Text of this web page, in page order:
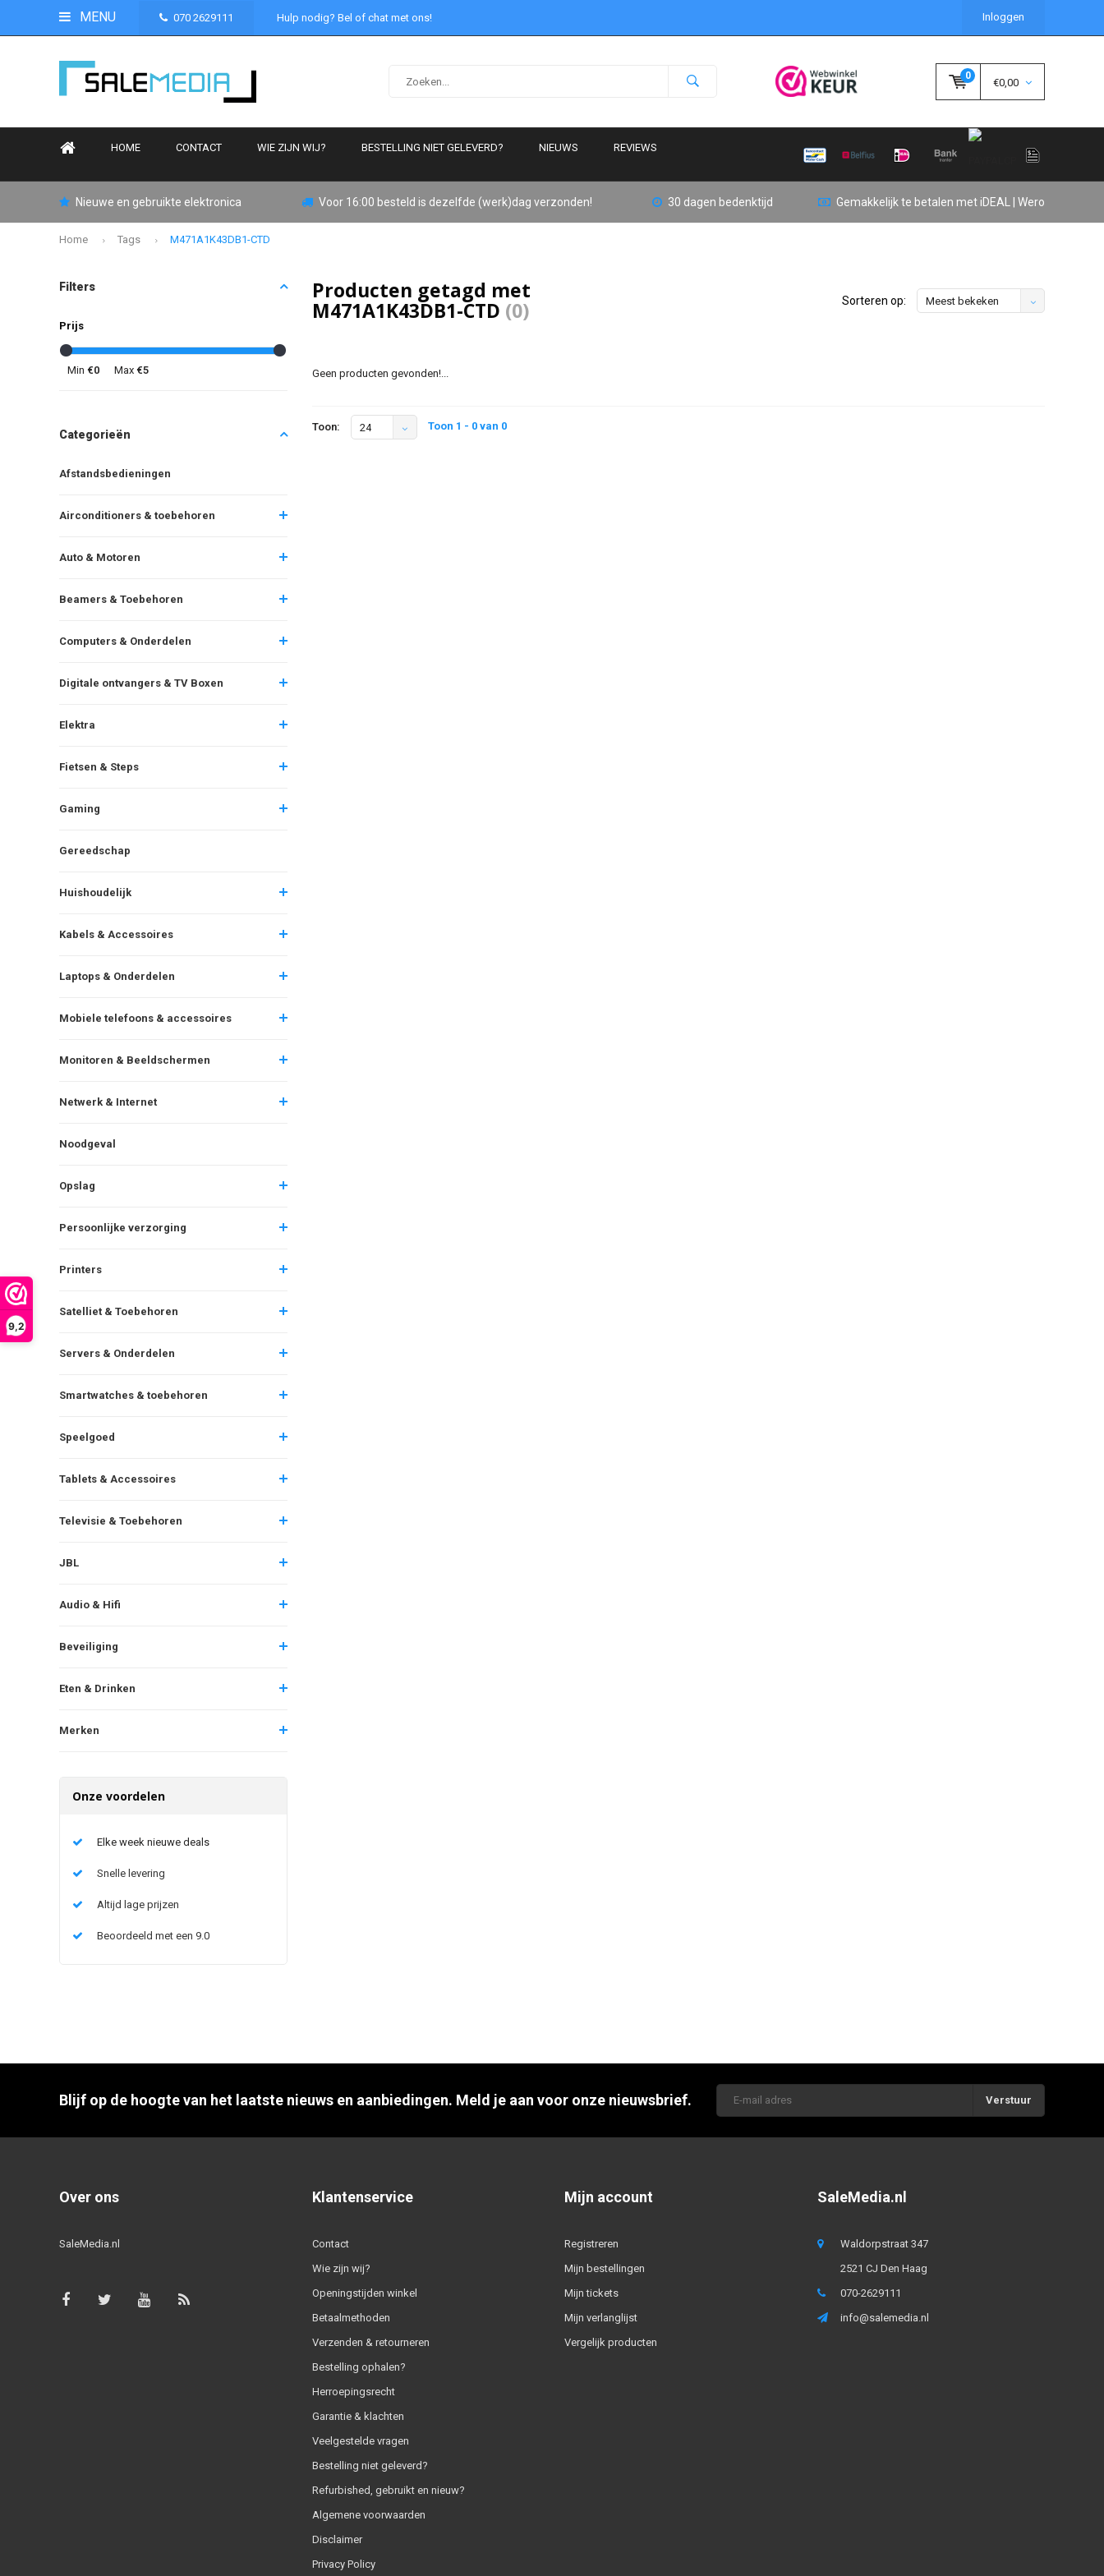
9,2
MENU 070 2629111 Hulp nodig? Bel of chat met ons! Inloggen
0
€0,00
HOME CONTACT WIE ZIJN WIJ? BESTELLING NIET GELEVERD? NIEUWS REVIEWS
Nieuwe en gebruikte elektronica Voor 16:00 besteld is dezelfde (werk)dag verzonden! 30 dagen bedenktijd Gemakkelijk te betalen met iDEAL | Wero
Home Tags M471A1K43DB1-CTD
Filters
Prijs
Min €0 Max €5
Categorieën
Afstandsbedieningen
Airconditioners & toebehoren
Auto & Motoren
Beamers & Toebehoren
Computers & Onderdelen
Digitale ontvangers & TV Boxen
Elektra
Fietsen & Steps
Gaming
Gereedschap
Huishoudelijk
Kabels & Accessoires
Laptops & Onderdelen
Mobiele telefoons & accessoires
Monitoren & Beeldschermen
Netwerk & Internet
Noodgeval
Opslag
Persoonlijke verzorging
Printers
Satelliet & Toebehoren
Servers & Onderdelen
Smartwatches & toebehoren
Speelgoed
Tablets & Accessoires
Televisie & Toebehoren
JBL
Audio & Hifi
Beveiliging
Eten & Drinken
Merken
Onze voordelen
Elke week nieuwe deals
Snelle levering
Altijd lage prijzen
Beoordeeld met een 9.0
Producten getagd met
M471A1K43DB1-CTD (0) Sorteren op: Meest bekeken
Geen producten gevonden!...
Toon: 24 Toon 1 - 0 van 0
Blijf op de hoogte van het laatste nieuws en aanbiedingen. Meld je aan voor onze nieuwsbrief. Verstuur
Over ons
SaleMedia.nl
Klantenservice
Contact
Wie zijn wij?
Openingstijden winkel
Betaalmethoden
Verzenden & retourneren
Bestelling ophalen?
Herroepingsrecht
Garantie & klachten
Veelgestelde vragen
Bestelling niet geleverd?
Refurbished, gebruikt en nieuw?
Algemene voorwaarden
Disclaimer
Privacy Policy
Mijn account
Registreren
Mijn bestellingen
Mijn tickets
Mijn verlanglijst
Vergelijk producten
SaleMedia.nl
Waldorpstraat 347
2521 CJ Den Haag
070-2629111
info@salemedia.nl